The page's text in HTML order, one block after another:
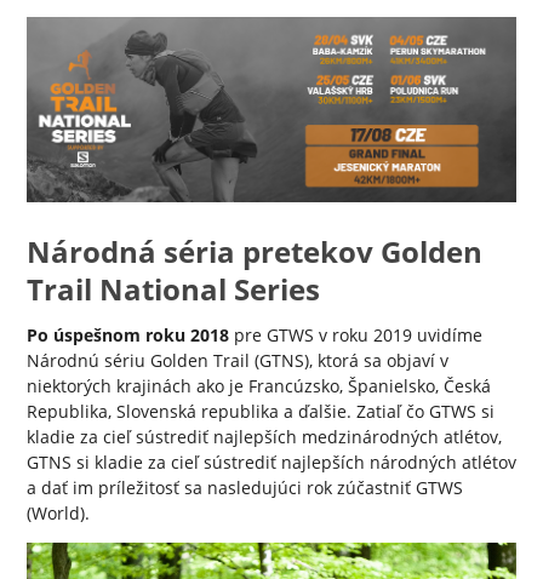
Národná séria pretekov Golden
Trail National Series
Po úspešnom roku 2018pre GTWS v roku 2019 uvidíme
Národnú sériu Golden Trail (GTNS), ktorá sa objaví v
niektorých krajinách ako je Francúzsko, Španielsko, Česká
Republika, Slovenská republika a ďalšie. Zatiaľ čo GTWS si
kladie za cieľ sústrediť najlepších medzinárodných atlétov,
GTNS si kladie za cieľ sústrediť najlepších národných atlétov
a dať im príležitosť sa nasledujúci rok zúčastniť GTWS
(World).